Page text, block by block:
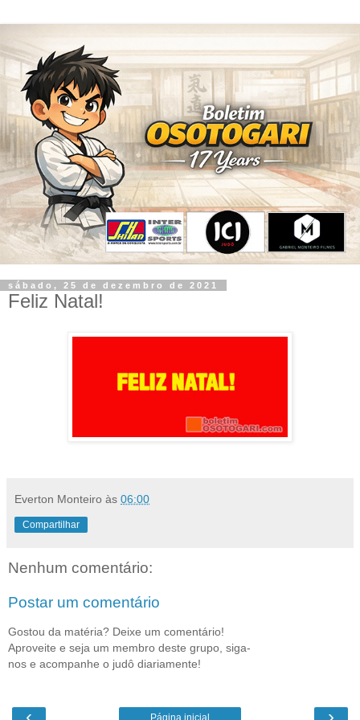
sábado, 25 de dezembro de 2021
Feliz Natal!
Everton Monteiro às 06:00
Compartilhar
Nenhum comentário:
Postar um comentário
Gostou da matéria? Deixe um comentário!
Aproveite e seja um membro deste grupo, siga-
nos e acompanhe o judô diariamente!
Página inicial